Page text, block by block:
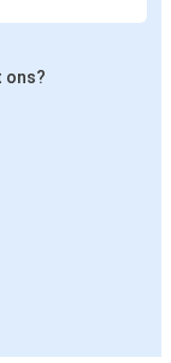
ons?